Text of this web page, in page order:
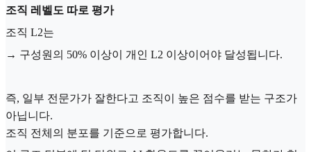
조직 레벨도 따로 평가
조직 L2는
→ 구성원의 50% 이상이 개인 L2 이상이어야 달성됩니다.
즉, 일부 전문가가 잘한다고 조직이 높은 점수를 받는 구조가
아닙니다.
조직 전체의 분포를 기준으로 평가합니다.